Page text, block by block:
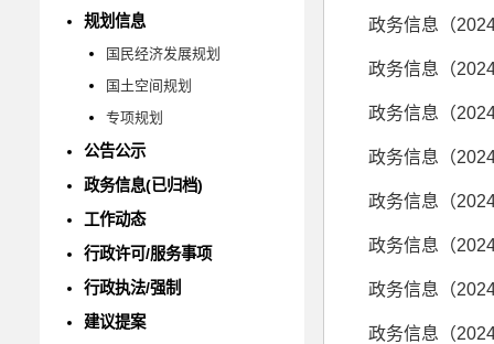
规划信息
国民经济发展规划
国土空间规划
专项规划
公告公示
政务信息(已归档)
工作动态
行政许可/服务事项
行政执法/强制
建议提案
政务信息（
政务信息（
政务信息（
政务信息（
政务信息（
政务信息（
政务信息（
政务信息（